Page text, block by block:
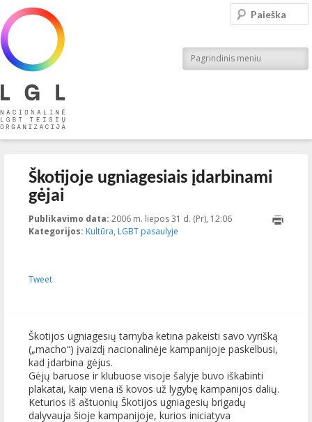
Nacionalinė LGBT teisių organizacija
Pagrindinis meniu
Paieška
Škotijoje ugniagesiais įdarbinami
gėjai
Publikavimo data: 2006 m. liepos 31 d. (Pr), 12:06
Kategorijos: Kultūra, LGBT pasaulyje
Tweet
Škotijos ugniagesių tarnyba ketina pakeisti savo vyrišką
(„macho“) įvaizdį nacionalinėje kampanijoje paskelbusi,
kad įdarbina gėjus.
Gėjų baruose ir klubuose visoje šalyje buvo iškabinti
plakatai, kaip viena iš kovos už lygybę kampanijos dalių.
Keturios iš aštuonių Škotijos ugniagesių brigadų
dalyvauja šioje kampanijoje, kurios iniciatyva